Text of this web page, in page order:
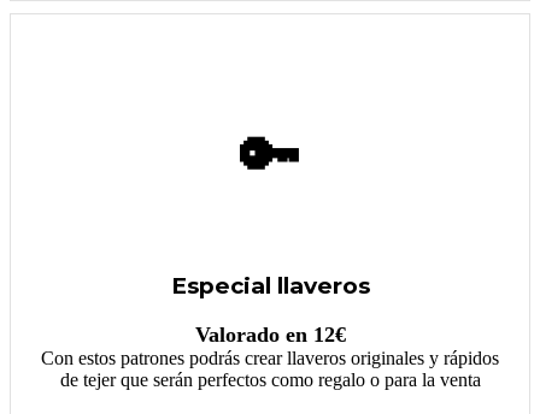
🔑
Especial llaveros
Valorado en 12€
Con estos patrones podrás crear llaveros originales y rápidos
de tejer que serán perfectos como regalo o para la venta